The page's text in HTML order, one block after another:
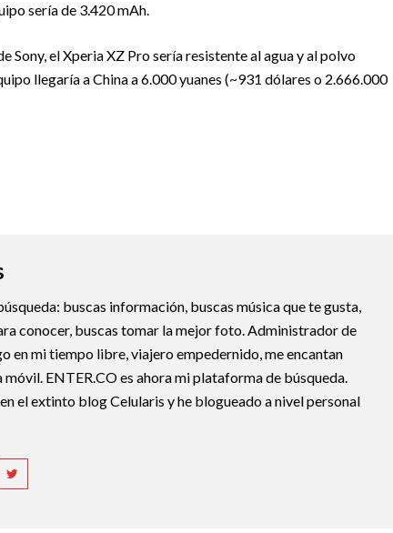
sería de 3.420 mAh.
Sony, el Xperia XZ Pro sería resistente al agua y al polvo
llegaría a China a 6.000 yuanes (~931 dólares o 2.666.000
buscas información, buscas música que te gusta,
conocer, buscas tomar la mejor foto. Administrador de
en mi tiempo libre, viajero empedernido, me encantan
ENTER.CO es ahora mi plataforma de búsqueda.
el extinto blog Celularis y he blogueado a nivel personal